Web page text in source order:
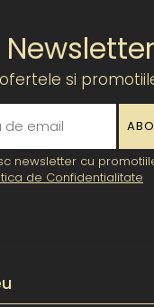
Newsletter
si
newsletter cu
de Confidentialitate